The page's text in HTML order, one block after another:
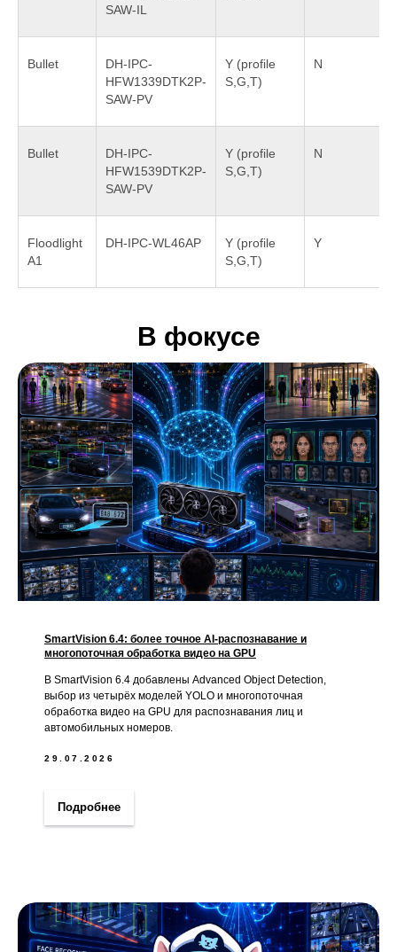
SAW-IL
Bullet
DH-IPC-
HFW1339DTK2P-
SAW-PV
Y (profile
S,G,T)
N
Bullet
DH-IPC-
HFW1539DTK2P-
SAW-PV
Y (profile
S,G,T)
N
Floodlight
A1
DH-IPC-WL46AP
Y (profile
S,G,T)
Y
В фокусе
SmartVision 6.4: более точное AI-распознавание и
многопоточная обработка видео на GPU
В SmartVision 6.4 добавлены Advanced Object Detection,
выбор из четырёх моделей YOLO и многопоточная
обработка видео на GPU для распознавания лиц и
автомобильных номеров.
29.07.2026
Подробнее